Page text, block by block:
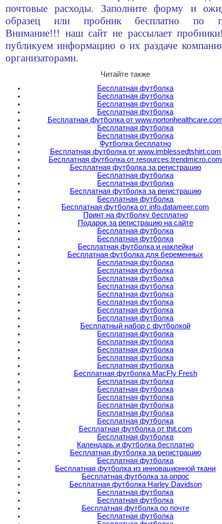
почтовые расходы. Заполните форму и
образец или пробник бесплатно по
Внимание!!! наш сайт не рассылает
публикуем информацию о их раздаче
организаторами.
Читайте также
Бесплатная футболка
Бесплатная футболка
Бесплатная футболка
Бесплатная футболка
Бесплатная футболка от
Бесплатная футболка
Бесплатная футболка
Футболка бесплатно
Бесплатная футболка от www.imblessedtshirt.com
Бесплатная футболка от resources.trendmicro.com
Бесплатная футболка за регистрацию
Бесплатная футболка
Бесплатная футболка
Бесплатная футболка за регистрацию
Бесплатная футболка
Бесплатная футболка от info.datameer.com
Принт на футболку бесплатно
Подарок за регистрацию на сайте
Бесплатная футболка
Бесплатная футболка
Бесплатная футболка и наклейки
Бесплатная футболка для беременных
Бесплатная футболка
Бесплатная футболка
Бесплатная футболка
Бесплатная футболка
Бесплатная футболка
Бесплатная футболка
Бесплатная футболка
Бесплатная футболка
Бесплатный набор с футболкой
Бесплатная футболка
Бесплатная футболка
Бесплатная футболка
Бесплатная футболка
Бесплатная футболка
Бесплатная футболка MacFly Fresh
Бесплатная футболка
Бесплатная футболка
Бесплатная футболка
Бесплатная футболка
Бесплатная футболка
Бесплатная футболка
Бесплатная футболка от thit.com
Бесплатная футболка
Календарь и футболка бесплатно
Бесплатная футболка за регистрацию
Бесплатная футболка
Бесплатная футболка из инновационной ткани
Бесплатная футболка за опрос
Бесплатная футболка Harley Davidson
Бесплатная футболка
Бесплатная футболка
Бесплатная футболка по почте
Бесплатная футболка